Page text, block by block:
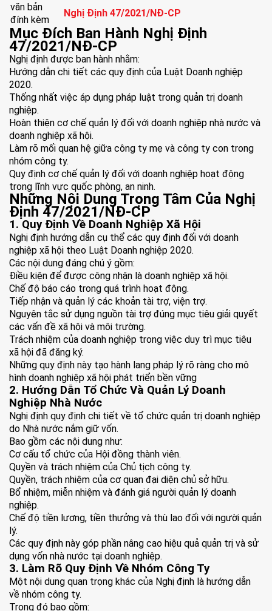
văn bản
đính kèm
Nghị Định 47/2021/NĐ-CP
Mục Đích Ban Hành Nghị Định
47/2021/NĐ-CP
Nghị định được ban hành nhằm:
Hướng dẫn chi tiết các quy định của Luật Doanh nghiệp
2020.
Thống nhất việc áp dụng pháp luật trong quản trị doanh
nghiệp.
Hoàn thiện cơ chế quản lý đối với doanh nghiệp nhà nước và
doanh nghiệp xã hội.
Làm rõ mối quan hệ giữa công ty mẹ và công ty con trong
nhóm công ty.
Quy định cơ chế quản lý đối với doanh nghiệp hoạt động
trong lĩnh vực quốc phòng, an ninh.
Những Nội Dung Trọng Tâm Của Nghị
Định 47/2021/NĐ-CP
1. Quy Định Về Doanh Nghiệp Xã Hội
Nghị định hướng dẫn cụ thể các quy định đối với doanh
nghiệp xã hội theo Luật Doanh nghiệp 2020.
Các nội dung đáng chú ý gồm:
Điều kiện để được công nhận là doanh nghiệp xã hội.
Chế độ báo cáo trong quá trình hoạt động.
Tiếp nhận và quản lý các khoản tài trợ, viện trợ.
Nguyên tắc sử dụng nguồn tài trợ đúng mục tiêu giải quyết
các vấn đề xã hội và môi trường.
Trách nhiệm của doanh nghiệp trong việc duy trì mục tiêu
xã hội đã đăng ký.
Những quy định này tạo hành lang pháp lý rõ ràng cho mô
hình doanh nghiệp xã hội phát triển bền vững
2. Hướng Dẫn Tổ Chức Và Quản Lý Doanh
Nghiệp Nhà Nước
Nghị định quy định chi tiết về tổ chức quản trị doanh nghiệp
do Nhà nước nắm giữ vốn.
Bao gồm các nội dung như:
Cơ cấu tổ chức của Hội đồng thành viên.
Quyền và trách nhiệm của Chủ tịch công ty.
Quyền, trách nhiệm của cơ quan đại diện chủ sở hữu.
Bổ nhiệm, miễn nhiệm và đánh giá người quản lý doanh
nghiệp.
Chế độ tiền lương, tiền thưởng và thù lao đối với người quản
lý.
Các quy định này góp phần nâng cao hiệu quả quản trị và sử
dụng vốn nhà nước tại doanh nghiệp.
3. Làm Rõ Quy Định Về Nhóm Công Ty
Một nội dung quan trọng khác của Nghị định là hướng dẫn
về nhóm công ty.
Trong đó bao gồm: